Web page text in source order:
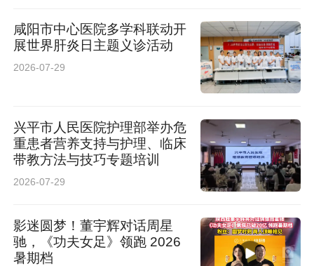
咸阳市中心医院多学科联动开
展世界肝炎日主题义诊活动
2026-07-29
兴平市人民医院护理部举办危
重患者营养支持与护理、临床
带教方法与技巧专题培训
2026-07-29
影迷圆梦！董宇辉对话周星
驰，《功夫女足》领跑 2026
暑期档